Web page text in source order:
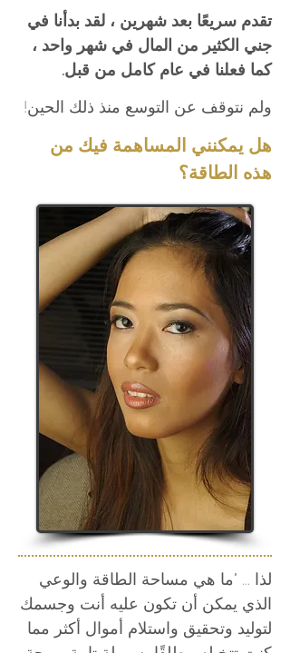
تقدم سريعًا بعد شهرين ، لقد بدأنا في
جني الكثير من المال في شهر واحد ،
كما فعلنا في عام كامل من قبل.
ولم نتوقف عن التوسع منذ ذلك الحين!
هل يمكنني المساهمة فيك من
هذه الطاقة؟
لذا ... "ما هي مساحة الطاقة والوعي
الذي يمكن أن تكون عليه أنت وجسمك
لتوليد وتحقيق واستلام أموال أكثر مما